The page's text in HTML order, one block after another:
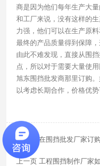
商是因为他们每年生产大
和工厂来说，没有这样的
力强，他们可以在生产原
最终的产品质量得到保障
由此不难发现，直接从围
点，所以对于需要大量使
旭东围挡批发商那里订购
以考虑长期合作，价格优势
下一页 在围挡批发厂家订
上一页 工程围挡制作厂家